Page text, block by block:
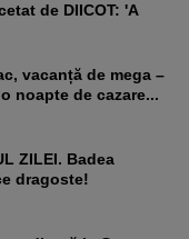
de DIICOT: 'A
noapte de cazare...
dragoste!